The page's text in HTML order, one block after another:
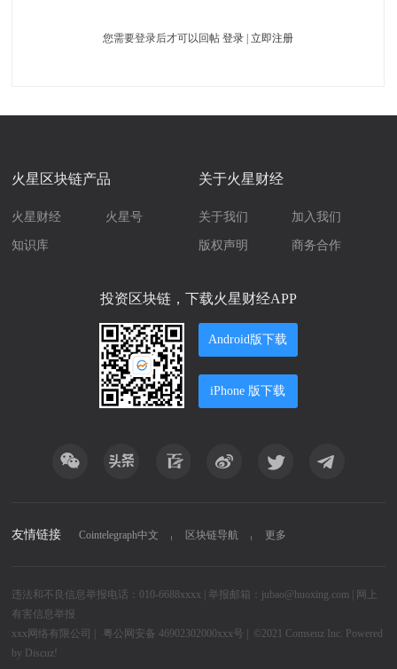
您需要登录后才可以回帖登录 |立即注册
火星区块链产品
火星财经 火星号
知识库
关于火星财经
关于我们 加入我们
版权声明 商务合作
投资区块链，下载火星财经APP
Android版下载
iPhone 版下载
友情链接 Cointelegraph中文 区块链导航 更多
违法和不良信息举报电话：010-6688xxxx | 举报邮箱：jubao@huoxing.com |
网上
有害信息举报
xxx网络有限公司
粤公网安备 46902302000xxx号 | ©2021 Comsenz Inc. Powered
by Discuz!